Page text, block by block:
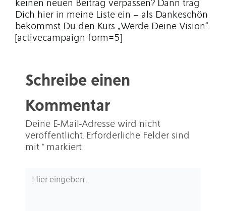
keinen neuen Beitrag verpassen? Dann trag
Dich hier in meine Liste ein – als Dankeschön
bekommst Du den Kurs „Werde Deine Vision“.
[activecampaign form=5]
Schreibe einen
Kommentar
Deine E-Mail-Adresse wird nicht
veröffentlicht. Erforderliche Felder sind
mit * markiert
eingeben…